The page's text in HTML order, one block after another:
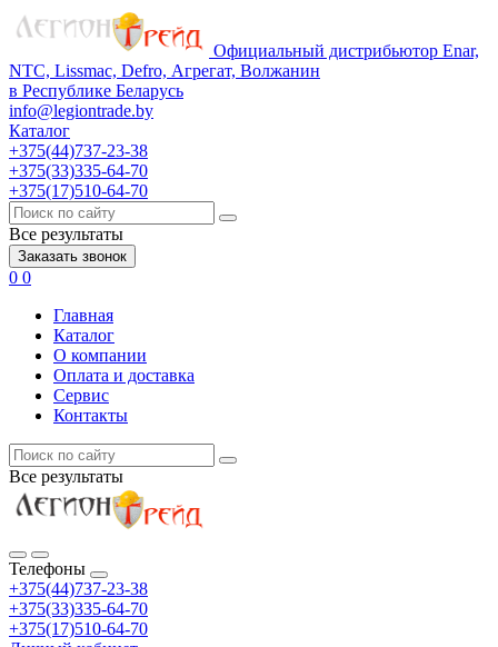
Официальный дистрибьютор Enar,
NTC, Lissmac, Defro, Агрегат, Волжанин
в Республике Беларусь
info@legiontrade.by
Каталог
+375(44)737-23-38
+375(33)335-64-70
+375(17)510-64-70
Все результаты
Заказать звонок
0 0
Главная
Каталог
О компании
Оплата и доставка
Сервис
Контакты
Все результаты
Телефоны
+375(44)737-23-38
+375(33)335-64-70
+375(17)510-64-70